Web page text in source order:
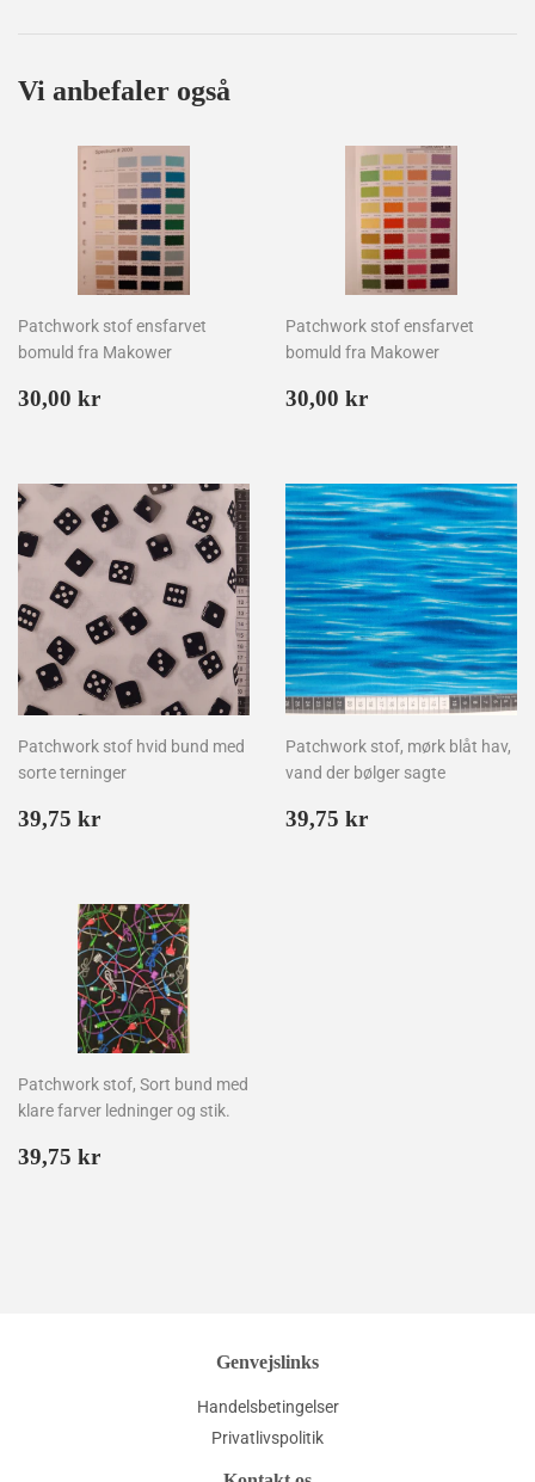
Vi anbefaler også
Patchwork stof ensfarvet
bomuld fra Makower
Normalpris
30,00 kr
Patchwork stof ensfarvet
bomuld fra Makower
Normalpris
30,00 kr
Patchwork stof hvid bund med
sorte terninger
Normalpris
39,75 kr
Patchwork stof, mørk blåt hav,
vand der bølger sagte
Normalpris
39,75 kr
Patchwork stof, Sort bund med
klare farver ledninger og stik.
Normalpris
39,75 kr
Genvejslinks
Handelsbetingelser
Privatlivspolitik